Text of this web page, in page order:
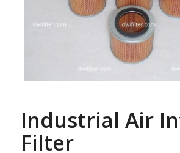
Industrial Air
Filter